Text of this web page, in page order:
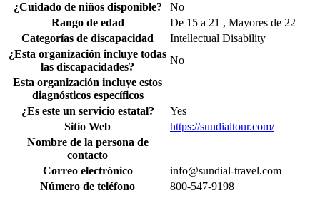
¿Cuidado de niños disponible?
No
Rango de edad
De 15 a 21 , Mayores de 22
Categorías de discapacidad
Intellectual Disability
¿Esta organización incluye todas
las discapacidades?
No
Esta organización incluye estos
diagnósticos específicos
¿Es este un servicio estatal?
Yes
Sitio Web
https://sundialtour.com/
Nombre de la persona de
contacto
Correo electrónico
info@sundial-travel.com
Número de teléfono
800-547-9198